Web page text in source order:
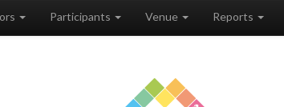
Participants Venue Reports